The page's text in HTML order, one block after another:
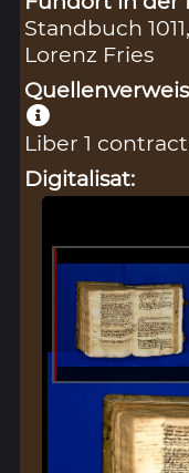
Standbuch
Lorenz Fries
Liber 1
Digitalisat: